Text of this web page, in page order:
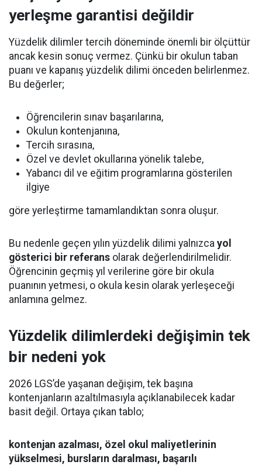
yerleşme garantisi değildir
Yüzdelik dilimler tercih döneminde önemli bir ölçüttür
ancak kesin sonuç vermez. Çünkü bir okulun taban
puanı ve kapanış yüzdelik dilimi önceden belirlenmez.
Bu değerler;
Öğrencilerin sınav başarılarına,
Okulun kontenjanına,
Tercih sırasına,
Özel ve devlet okullarına yönelik talebe,
Yabancı dil ve eğitim programlarına gösterilen
ilgiye
göre yerleştirme tamamlandıktan sonra oluşur.
Bu nedenle geçen yılın yüzdelik dilimi yalnızca yol
gösterici bir referans olarak değerlendirilmelidir.
Öğrencinin geçmiş yıl verilerine göre bir okula
puanının yetmesi, o okula kesin olarak yerleşeceği
anlamına gelmez.
Yüzdelik dilimlerdeki değişimin tek
bir nedeni yok
2026 LGS’de yaşanan değişim, tek başına
kontenjanların azaltılmasıyla açıklanabilecek kadar
basit değil. Ortaya çıkan tablo;
kontenjan azalması, özel okul maliyetlerinin
yükselmesi, bursların daralması, başarılı